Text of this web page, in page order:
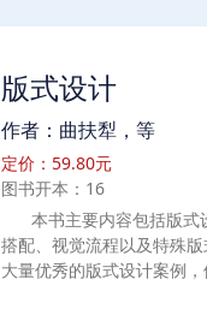
型与结构设计（1）纸袋容
（4）蜂窝纸制品（5）纸
要素6、纸包装容器的制造
计适合各类高等教育本科院
包装类专业学生、包装设
事包装设计与包装工艺制
习。
版式设计
作者：曲扶犁，等
定价：59.80元
图书开本：16
本书主要内容包括版
搭配、视觉流程以及特殊
大量优秀的版式设计案例